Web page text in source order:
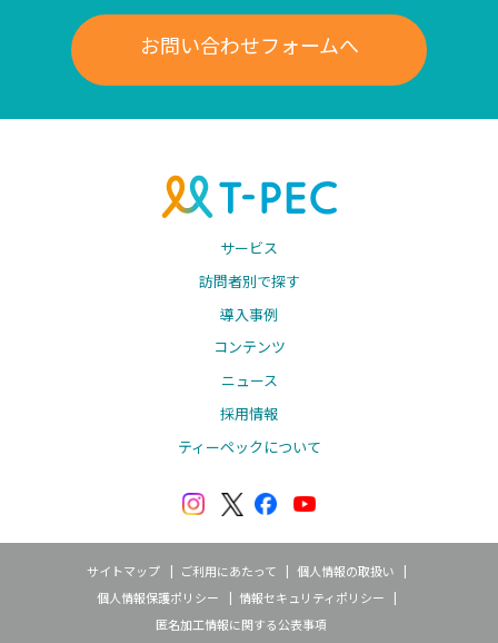
お問い合わせフォームへ
サービス
訪問者別で探す
導入事例
コンテンツ
ニュース
採用情報
ティーペックについて
サイトマップ ご利用にあたって
個人情報の取扱い
個人情報保護ポリシー
情報セキュリティポリシー
匿名加工情報に関する公表事項